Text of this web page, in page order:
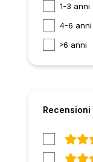
1-3 anni
4-6 anni
6 anni
Recensioni